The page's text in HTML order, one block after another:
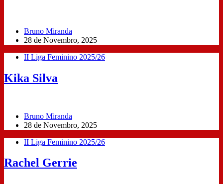
Bruno Miranda
28 de Novembro, 2025
II Liga Feminino 2025/26
Kika Silva
Bruno Miranda
28 de Novembro, 2025
II Liga Feminino 2025/26
Rachel Gerrie